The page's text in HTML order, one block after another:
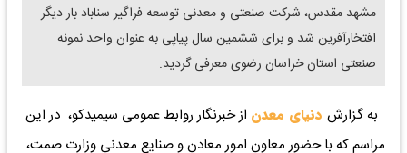
مشهد مقدس، شرکت صنعتی و معدنی توسعه فراگیر سناباد بار دیگر
افتخارآفرین شد و برای ششمین سال پیاپی به عنوان واحد نمونه
صنعتی استان خراسان رضوی معرفی گردید.
به گزارش دنیای معدن از خبرنگار روابط عمومی سیمیدکو، در این
مراسم که با حضور معاون امور معادن و صنایع معدنی وزارت صمت،